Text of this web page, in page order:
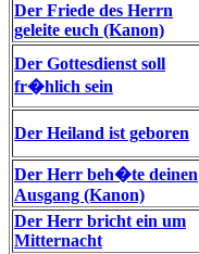
Der Friede des Herrn
geleite euch (Kanon)
Der Gottesdienst soll
fr�hlich sein
Der Heiland ist geboren
Der Herr beh�te deinen
Ausgang (Kanon)
Der Herr bricht ein um
Mitternacht